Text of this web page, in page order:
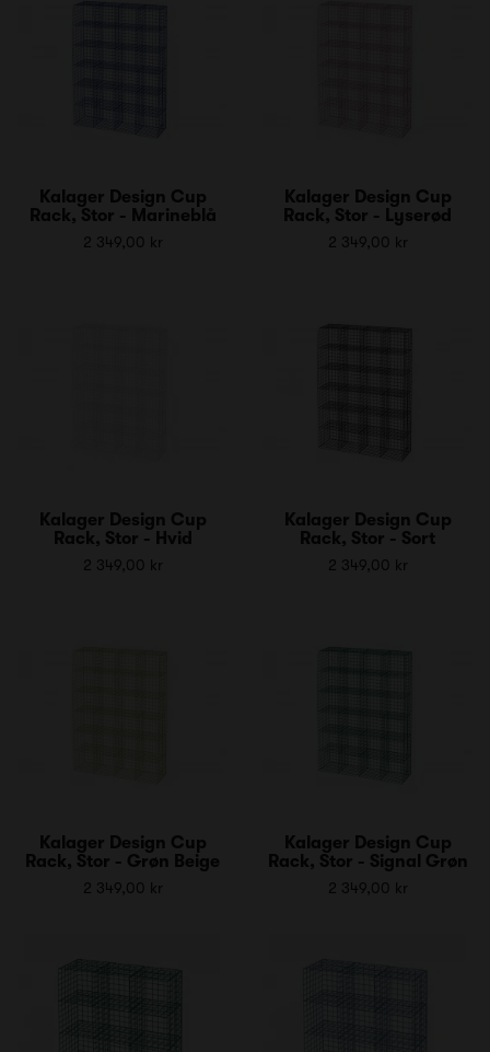
Kalager Design Cup
Rack, Stor - Marineblå
2 349,00 kr
Kalager Design Cup
Rack, Stor - Lyserød
2 349,00 kr
Kalager Design Cup
Rack, Stor - Hvid
2 349,00 kr
Kalager Design Cup
Rack, Stor - Sort
2 349,00 kr
Kalager Design Cup
Rack, Stor - Grøn Beige
2 349,00 kr
Kalager Design Cup
Rack, Stor - Signal Grøn
2 349,00 kr